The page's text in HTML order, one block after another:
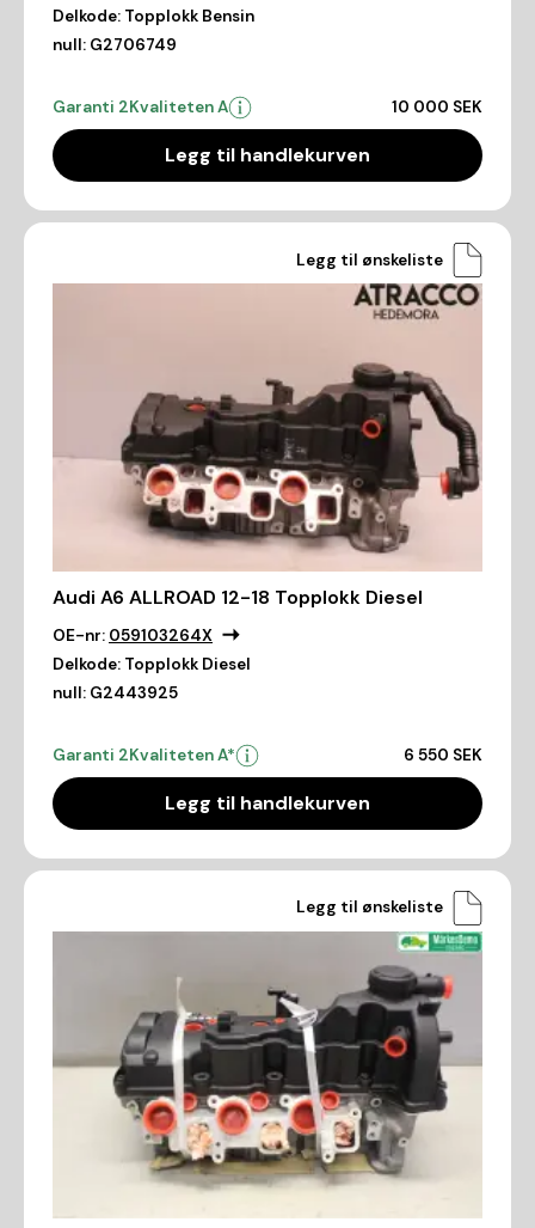
Delkode: Topplokk Bensin
null: G2706749
Garanti 2Kvaliteten A 10 000 SEK
Legg til handlekurven
Legg til ønskeliste
Audi A6 ALLROAD 12-18 Topplokk Diesel
OE-nr: 059103264X
Delkode: Topplokk Diesel
null: G2443925
Garanti 2Kvaliteten A* 6 550 SEK
Legg til handlekurven
Legg til ønskeliste